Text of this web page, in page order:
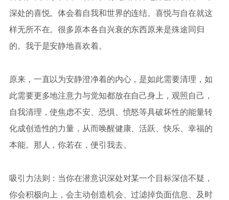
深处的喜悦。体会着自我和世界的连结。喜悦与自在就这
样无所不在。很多原本各自兴衰的东西原来是殊途同归
的。我于是安静地喜欢着。
原来，一直以为安静澄净着的内心，是如此需要清理，如
此需要更多地注意力与觉知都放在自己身上，观照自己，
自我清理，使焦虑不安、恐惧、愤怒等具破坏性的能量转
化成创造性的力量，从而唤醒健康、活跃、快乐、幸福的
本能。那人，你若在，便引我去。
吸引力法则：当你在潜意识深处对某一个目标深信不疑，
你会积极向上，会主动创造机会、过滤掉负面信息、及时